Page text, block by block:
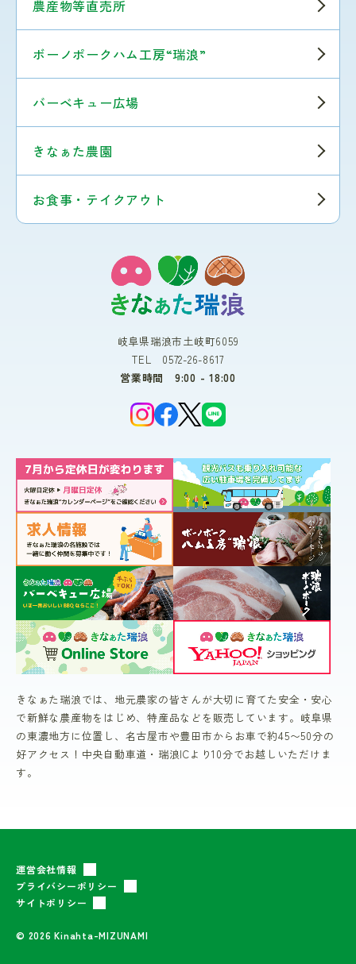
農産物等直売所
ボーノポークハム工房“瑞浪”
バーベキュー広場
きなぁた農園
お食事・テイクアウト
岐阜県瑞浪市土岐町6059
TEL 0572-26-8617
営業時間 9:00 - 18:00
きなぁた瑞浪では、地元農家の皆さんが大切に育てた安全・安心
で新鮮な農産物をはじめ、特産品などを販売しています。岐阜県
の東濃地方に位置し、名古屋市や豊田市からお車で約45〜50分の
好アクセス！中央自動車道・瑞浪ICより10分でお越しいただけま
す。
運営会社情報
プライバシーポリシー
サイトポリシー
© 2026 Kinahta-MIZUNAMI